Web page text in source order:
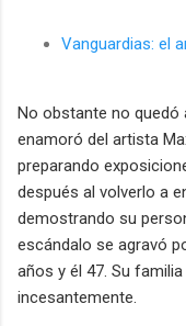
Vanguardias: el
No obstante no quedó
enamoró del artista
preparando
después al volverlo a
demostrando su
escándalo se agravó
años y él 47. Su
incesantemente.